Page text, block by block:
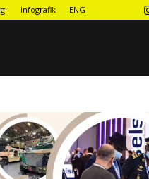
İnfografik ENG